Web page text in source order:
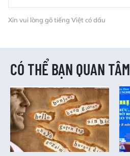
Xin vui lòng gõ tiếng Việt có dấu
CÓ THỂ BẠN QUAN TÂM